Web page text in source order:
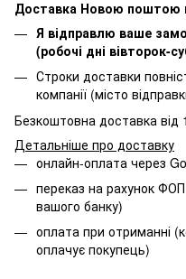
Доставка Новою поштою
Я відправлю ваше
(робочі дні вівторок-
Строки доставки
компанії (місто
Безкоштовна доставка від
Детальніше про доставку
онлайн-оплата через
переказ на рахунок
вашого банку)
оплата при отриманні
оплачує покупець)